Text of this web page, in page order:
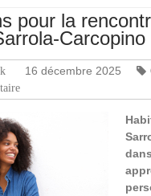
pour la
Carcopino
16 décembre 2025